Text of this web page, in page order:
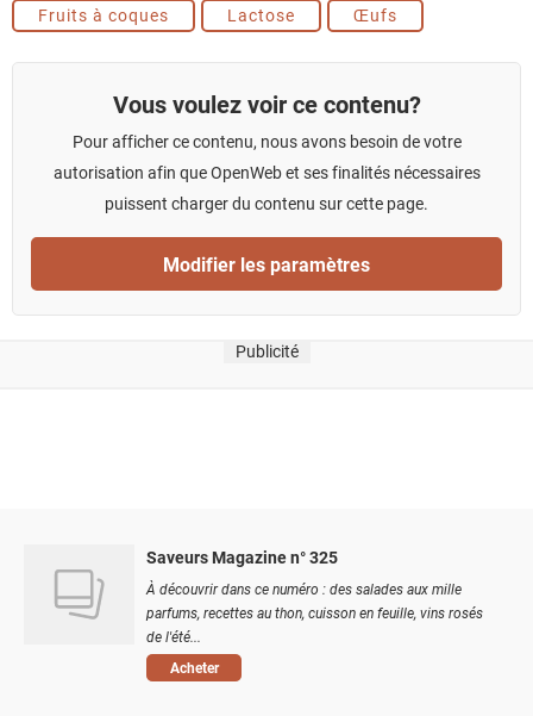
Fruits à coques Lactose Œufs
Vous voulez voir ce contenu?
Pour afficher ce contenu, nous avons besoin de votre
autorisation afin que OpenWeb et ses finalités nécessaires
puissent charger du contenu sur cette page.
Modifier les paramètres
Publicité
Saveurs Magazine n° 325
À découvrir dans ce numéro : des salades aux mille
parfums, recettes au thon, cuisson en feuille, vins rosés
de l'été...
Acheter